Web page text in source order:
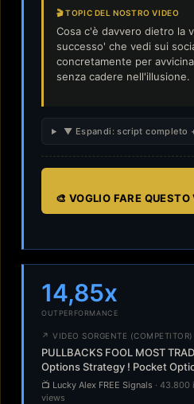
🎬 TOPIC DEL NOSTRO VIDEO
Cosa c'è davvero dietro la
successo' che vedi sui
concretamente per
senza cadere nell'illusione.
▼ Espandi: script completo
🎨 VOGLIO FARE
14,85x
OUTPERFORMANCE
↗ VIDEO SORGENTE (COMPETITOR)
PULLBACKS FOOL MOST
Options Strategy ! Pocket
📺 Lucky Alex FREE Signals · 43.800
views